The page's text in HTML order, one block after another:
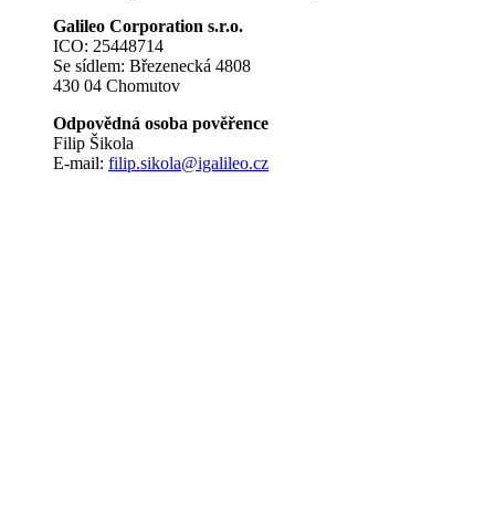
Galileo Corporation s.r.o.
ICO: 25448714
Se sídlem: Březenecká 4808
430 04 Chomutov
Odpovědná osoba pověřence
Filip Šikola
E-mail: filip.sikola@igalileo.cz